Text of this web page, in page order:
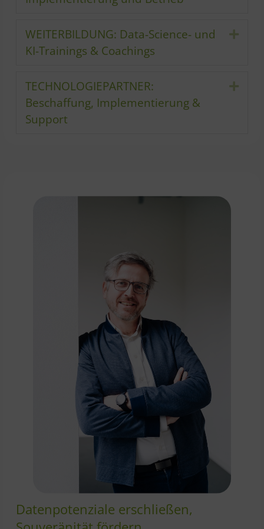
WEITERBILDUNG: Data-Science- und
KI-Trainings & Coachings
TECHNOLOGIEPARTNER:
Beschaffung, Implementierung &
Support
Datenpotenziale erschließen,